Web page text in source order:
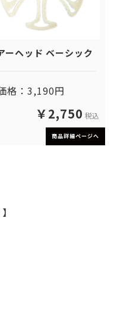
ーヘッド ベーシック
格：3,190円
￥2,750 税込
商品詳細ページへ